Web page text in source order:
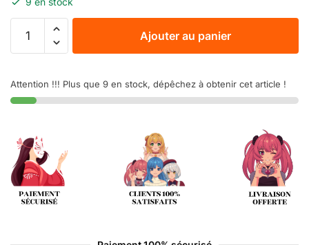
Ajouter au panier
Attention !!! Plus que 9 en stock, dépêchez à obtenir cet article !